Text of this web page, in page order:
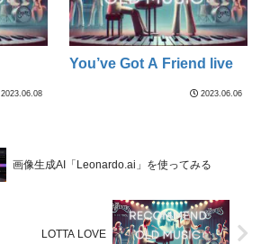
2023.06.08
You’ve Got A Friend live
2023.06.06
画像生成AI「Leonardo.ai」を使ってみる
LOTTA LOVE